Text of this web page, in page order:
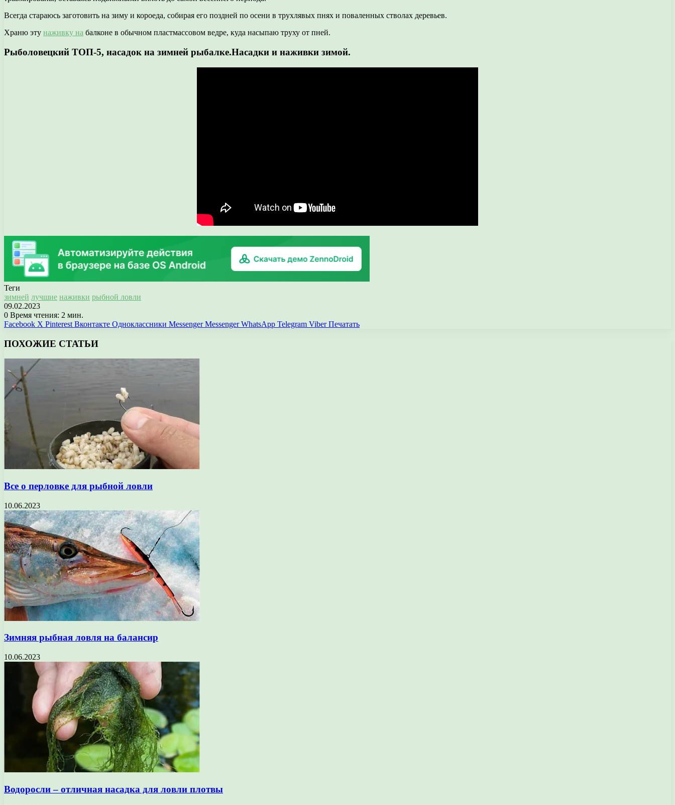
Всегда стараюсь заготовить на зиму и короеда, собирая его поздней по осени в трухлявых пнях и поваленных стволах деревьев.
Храню эту наживку на балконе в обычном пластмассовом ведре, куда насыпаю труху от пней.
Рыболовецкий ТОП-5, насадок на зимней рыбалке.Насадки и наживки зимой.
Теги
зимней лучшие наживки рыбной ловли
09.02.2023
0 Время чтения: 2 мин.
Facebook X Pinterest Вконтакте Одноклассники Messenger Messenger WhatsApp Telegram Viber Печатать
ПОХОЖИЕ СТАТЬИ
Все о перловке для рыбной ловли
10.06.2023
Зимняя рыбная ловля на балансир
10.06.2023
Водоросли – отличная насадка для ловли плотвы